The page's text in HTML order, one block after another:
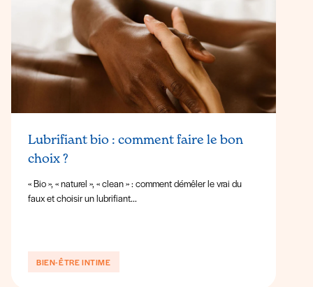
Lubrifiant bio : comment faire le bon
choix ?
« Bio », « naturel », « clean » : comment démêler le vrai du
faux et choisir un lubrifiant...
BIEN-ÊTRE INTIME